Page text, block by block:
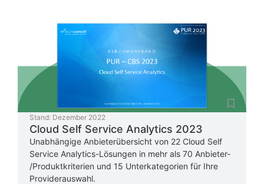
Stand: Dezember 2022
Cloud Self Service Analytics 2023
Unabhängige Anbieterübersicht von 22 Cloud Self
Service Analytics-Lösungen in mehr als 70 Anbieter-
/Produktkriterien und 15 Unterkategorien für Ihre
Providerauswahl.